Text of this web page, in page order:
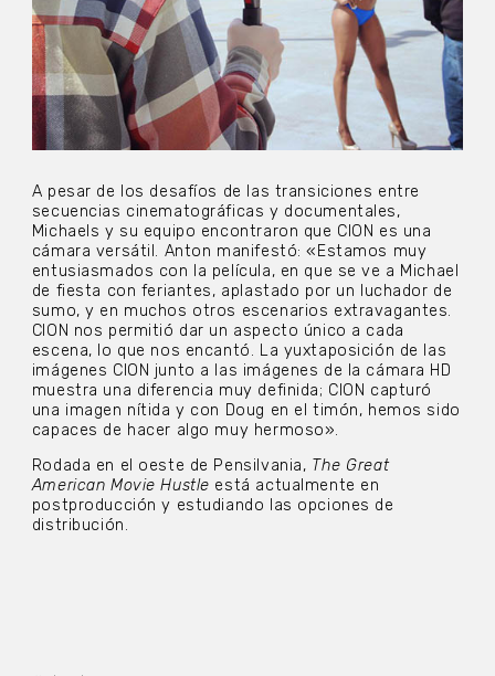
A pesar de los desafíos de las transiciones entre
secuencias cinematográficas y documentales,
Michaels y su equipo encontraron que CION es una
cámara versátil. Anton manifestó: «Estamos muy
entusiasmados con la película, en que se ve a Michael
de fiesta con feriantes, aplastado por un luchador de
sumo, y en muchos otros escenarios extravagantes.
CION nos permitió dar un aspecto único a cada
escena, lo que nos encantó. La yuxtaposición de las
imágenes CION junto a las imágenes de la cámara HD
muestra una diferencia muy definida; CION capturó
una imagen nítida y con Doug en el timón, hemos sido
capaces de hacer algo muy hermoso».
Rodada en el oeste de Pensilvania, The Great
American Movie Hustle está actualmente en
postproducción y estudiando las opciones de
distribución.